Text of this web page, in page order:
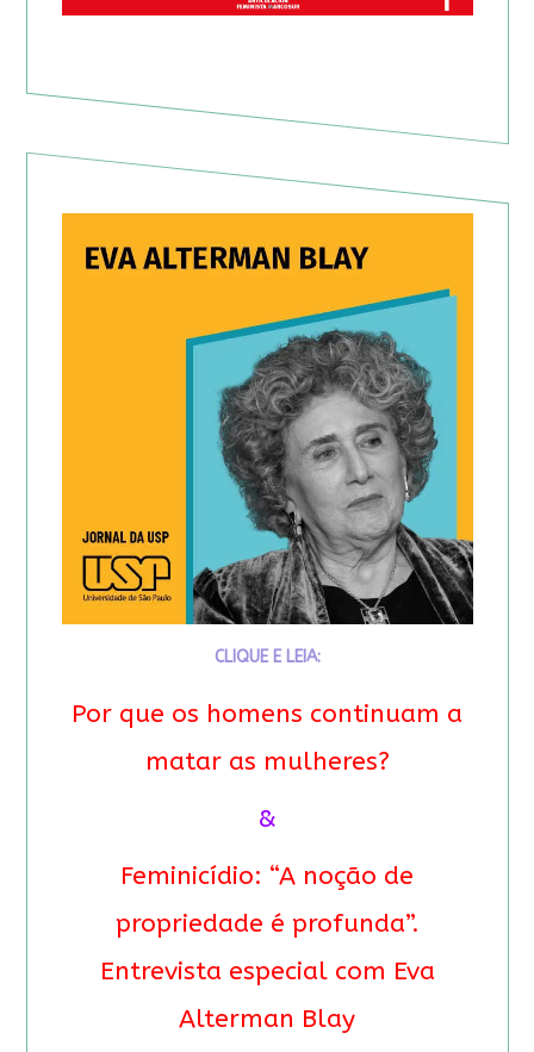
CLIQUE E LEIA:
Por que os homens continuam a
matar as mulheres?
&
Feminicídio: “A noção de
propriedade é profunda”.
Entrevista especial com Eva
Alterman Blay